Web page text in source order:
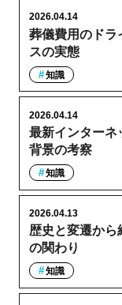
葬儀費用のドラ
スの実態
2026.04.14
知識
最新インターネ
背景の考察
2026.04.14
知識
歴史と変遷から
の関わり
2026.04.13
知識